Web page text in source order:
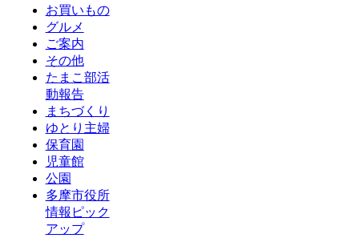
お買いもの
グルメ
ご案内
その他
たまこ部活
動報告
まちづくり
ゆとり主婦
保育園
児童館
公園
多摩市役所
情報ピック
アップ